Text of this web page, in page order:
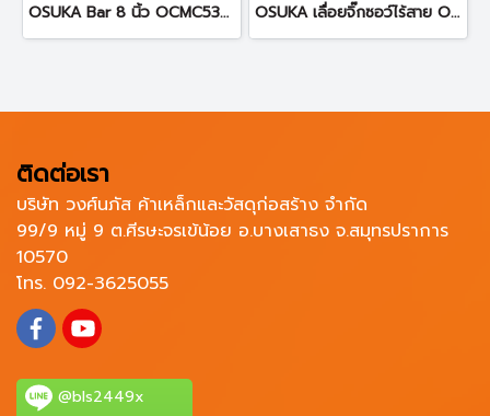
OSUKA Bar 8 นิ้ว OCMC537-01 บาร์เลื่อยโซ่ ที่ใส่โซ่ OSUKA เลื่อยจิ๊กซอว์ไร้สาย OCJS867-N 20V
ติดต่อเรา
บริษัท วงศ์นภัส ค้าเหล็กและวัสดุก่อสร้าง จำกัด
99/9 หมู่ 9 ต.ศีรษะจรเข้น้อย อ.บางเสาธง จ.สมุทรปราการ
10570
โทร. 092-3625055
@bls2449x